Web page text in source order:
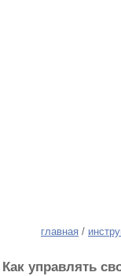
главная /
Как управлять